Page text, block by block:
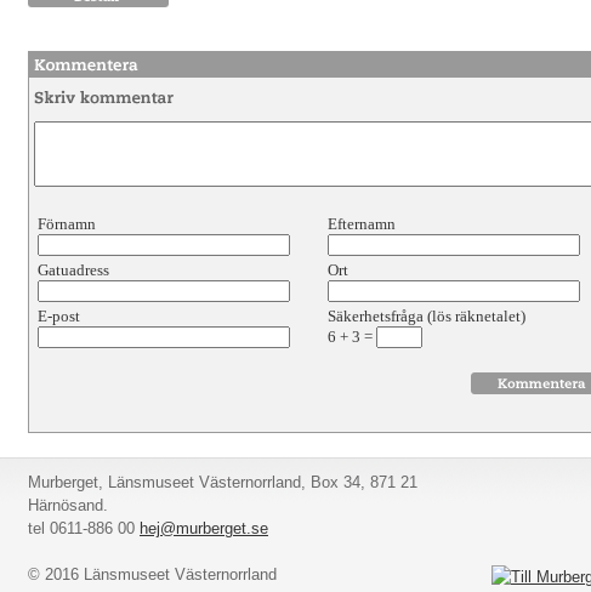
Förnamn Efternamn
Gatuadress Ort
E-post
Säkerhetsfråga (lös räknetalet)
6 + 3 =
Murberget, Länsmuseet Västernorrland, Box 34, 871 21
Härnösand.
tel 0611-886 00 hej@murberget.se
© 2016 Länsmuseet Västernorrland